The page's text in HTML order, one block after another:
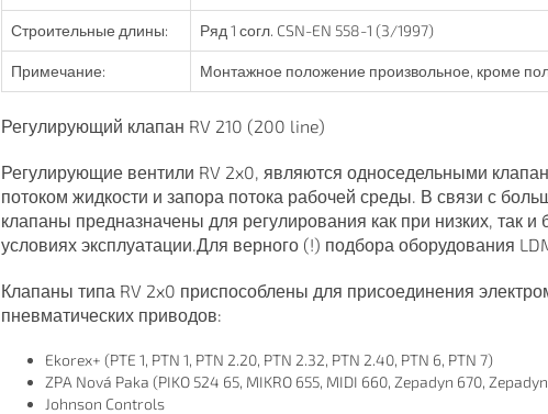
Строительные длины: Ряд 1 согл. CSN-EN 558-1 (3/1997)
Примечание: Монтажное положение произвольное, кроме
Регулирующий клапан RV 210 (200 line)
Регулирующие вентили RV 2x0, являются односедельными
потоком жидкости и запора потока рабочей среды. В связи с
клапаны предназначены для регулирования как при низких, так
условиях эксплуатации.Для верного (!) подбора оборудования
Клапаны типа RV 2x0 приспособлены для присоединения
пневматических приводов:
Ekorex+ (PTE 1, PTN 1, PTN 2.20, PTN 2.32, PTN 2.40, PTN 6, PTN 7)
ZPA Nová Paka (PIKO 524 65, MIKRO 655, MIDI 660, Zepadyn 670,
Johnson Controls